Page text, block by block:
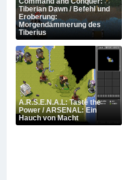
Tiberian Dawn / Befehl und
Eroberung:
Morgendämmerung des
Tiberius
A.R.S.E.N.A.L: Taste the
Power / ARSENAL: Ein
Hauch von Macht